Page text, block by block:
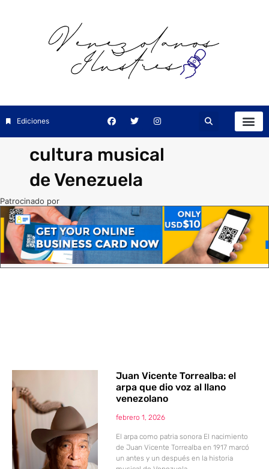
Ediciones
cultura musical
de Venezuela
Patrocinado por
Juan Vicente Torrealba: el
arpa que dio voz al llano
venezolano
febrero 1, 2026
El arpa como patria sonora El nacimiento
de Juan Vicente Torrealba en 1917 marcó
un antes y un después en la historia